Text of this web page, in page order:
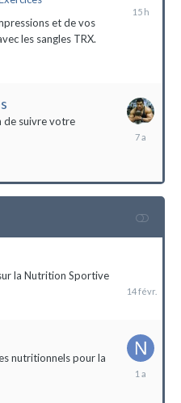
et de vos
les sangles TRX.
de suivre votre
18
la Nutrition Sportive
nutritionnels pour la
19